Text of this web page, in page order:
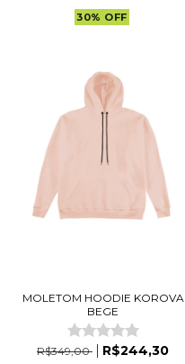
30% OFF
MOLETOM HOODIE KOROVA
BEGE
R$349,00 R$244,30